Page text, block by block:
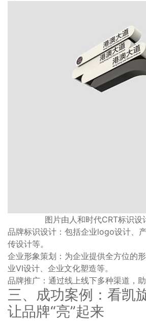
图片由人和时代CRT标识设
品牌标识设计：包括企业logo设计、
传设计等。
企业形象策划：为企业提供全方位的
业VI设计、企业文化塑造等。
品牌推广：通过线上线下多种渠道，助
三、成功案例：看凯
让品牌“亮”起来